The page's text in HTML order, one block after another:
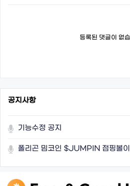
등록된 댓글이 없
공지사항
기능수정 공지
폴리곤 밈코인 $JUMPIN 점핑볼